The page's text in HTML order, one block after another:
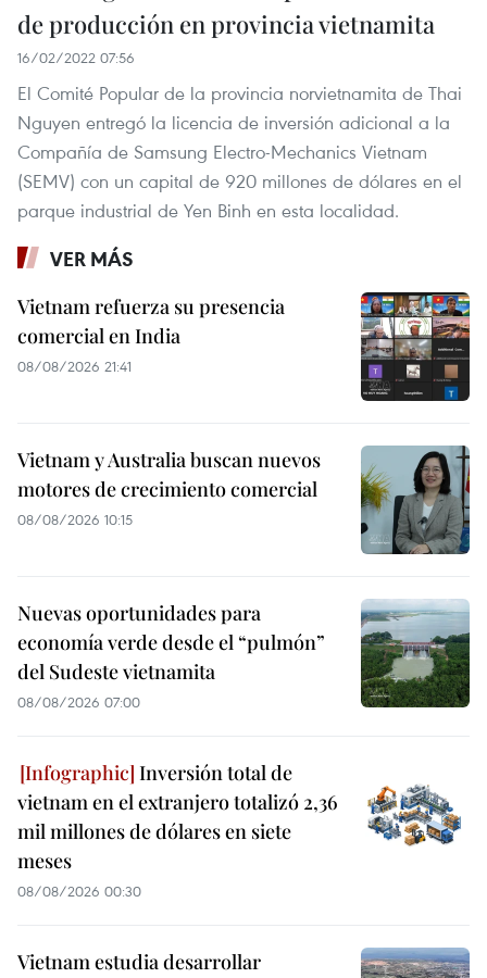
de producción en provincia vietnamita
16/02/2022 07:56
El Comité Popular de la provincia norvietnamita de Thai
Nguyen entregó la licencia de inversión adicional a la
Compañía de Samsung Electro-Mechanics Vietnam
(SEMV) con un capital de 920 millones de dólares en el
parque industrial de Yen Binh en esta localidad.
VER MÁS
Vietnam refuerza su presencia
comercial en India
08/08/2026 21:41
Vietnam y Australia buscan nuevos
motores de crecimiento comercial
08/08/2026 10:15
Nuevas oportunidades para
economía verde desde el “pulmón”
del Sudeste vietnamita
08/08/2026 07:00
Inversión total de
vietnam en el extranjero totalizó 2,36
mil millones de dólares en siete
meses
08/08/2026 00:30
Vietnam estudia desarrollar